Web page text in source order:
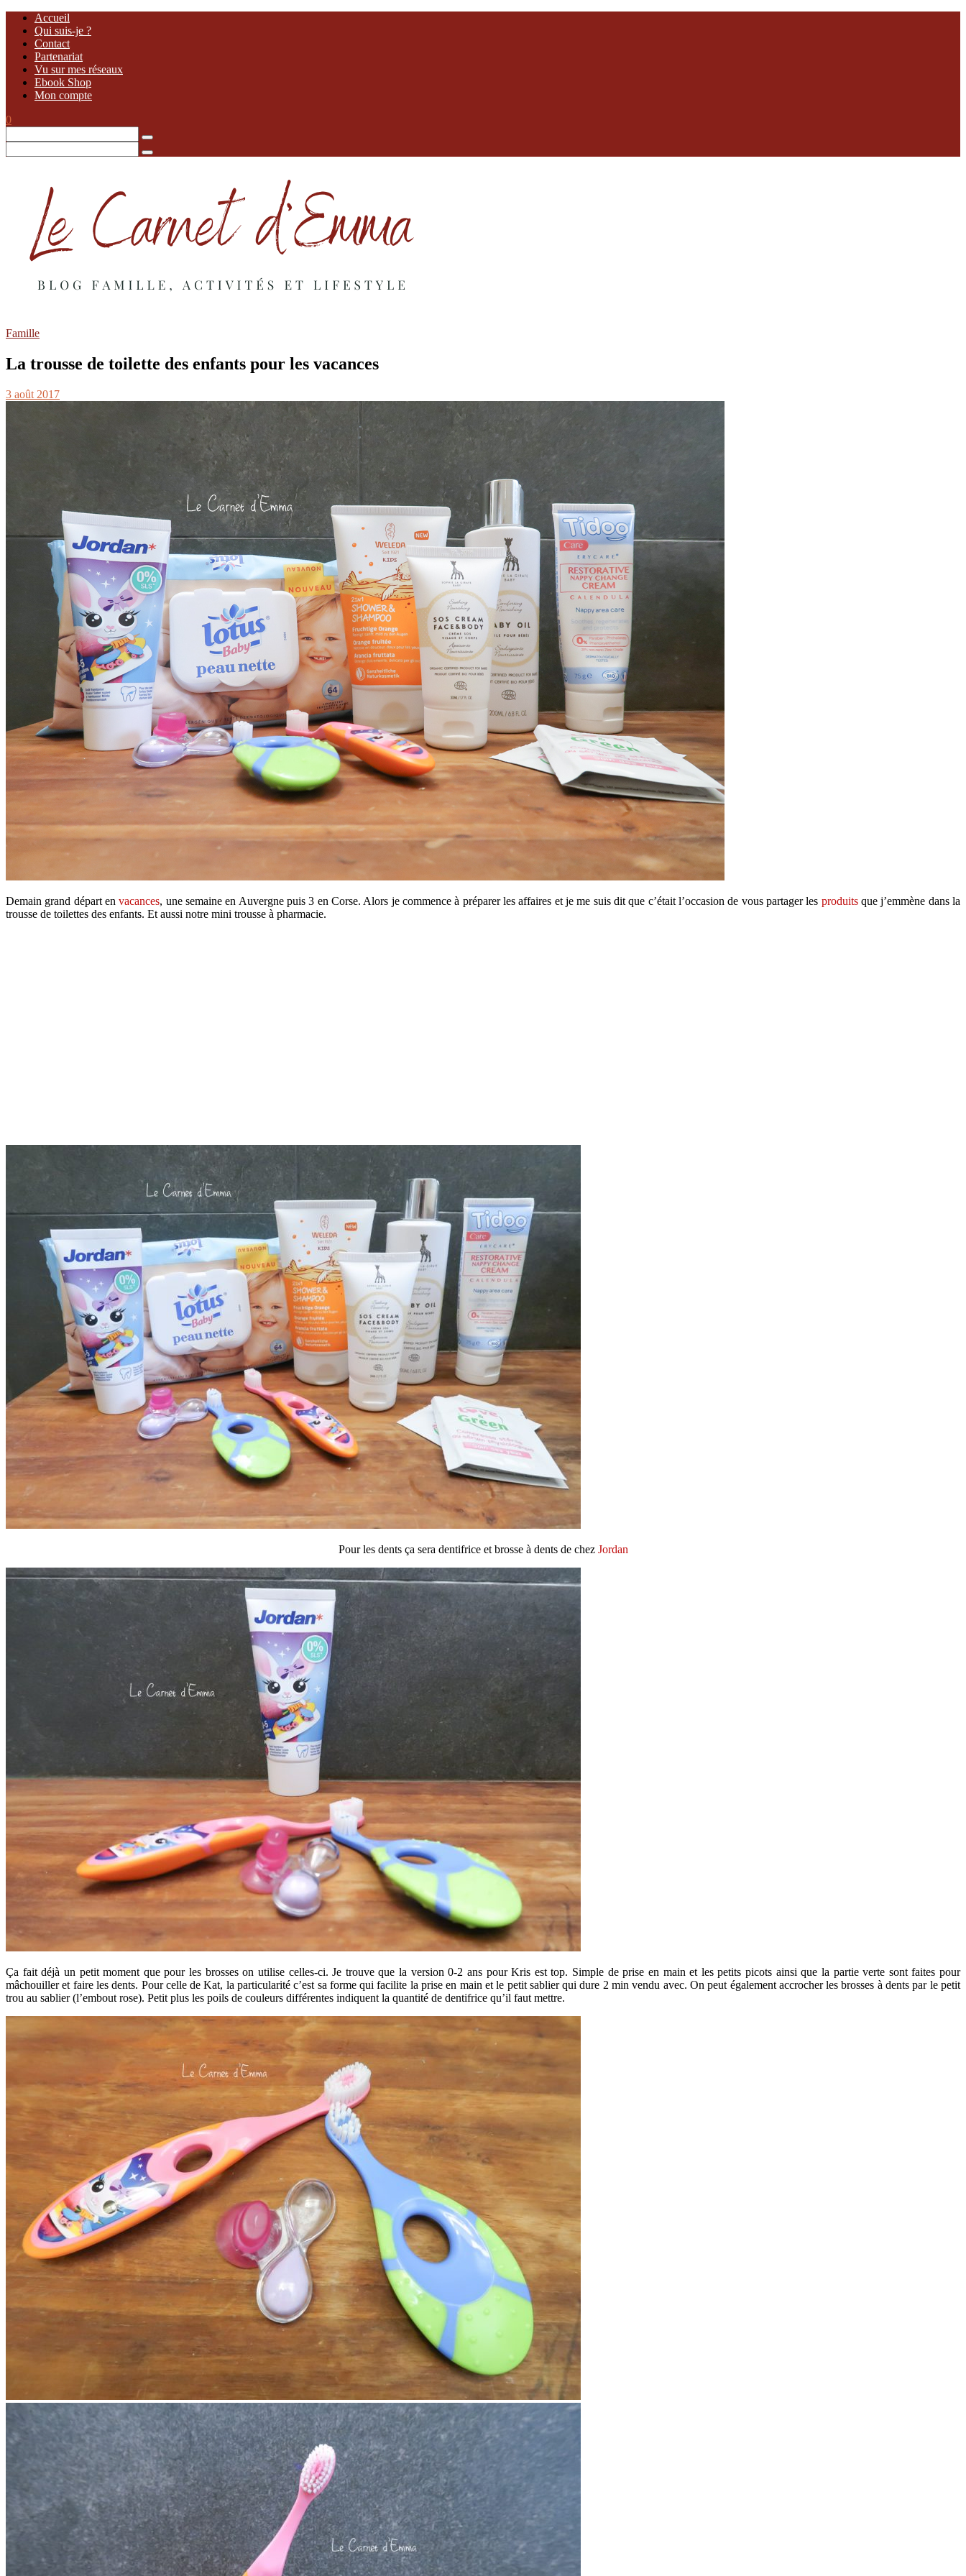
Accueil
Qui suis-je ?
Contact
Partenariat
Vu sur mes réseaux
Ebook Shop
Mon compte
0
Famille
La trousse de toilette des enfants pour les vacances
3 août 2017
Demain grand départ envacances, une semaine en Auvergne puis 3 en Corse. Alors je commence à préparer les affaires et je me suis dit que c’était l’occasion de vous partager les produitsque j’emmène dans la
trousse de toilettes des enfants. Et aussi notre mini trousse à pharmacie.
Pour les dents ça sera dentifrice et brosse à dents de chez Jordan
Ça fait déjà un petit moment que pour les brosses on utilise celles-ci. Je trouve que la version 0-2 ans pour Kris est top. Simple de prise en main et les petits picots ainsi que la partie verte sont faites pour
mâchouiller et faire les dents. Pour celle de Kat, la particularité c’est sa forme qui facilite la prise en main et le petit sablier qui dure 2 min vendu avec. On peut également accrocher les brosses à dents par le petit
trou au sablier (l’embout rose). Petit plus les poils de couleurs différentes indiquent la quantité de dentifrice qu’il faut mettre.